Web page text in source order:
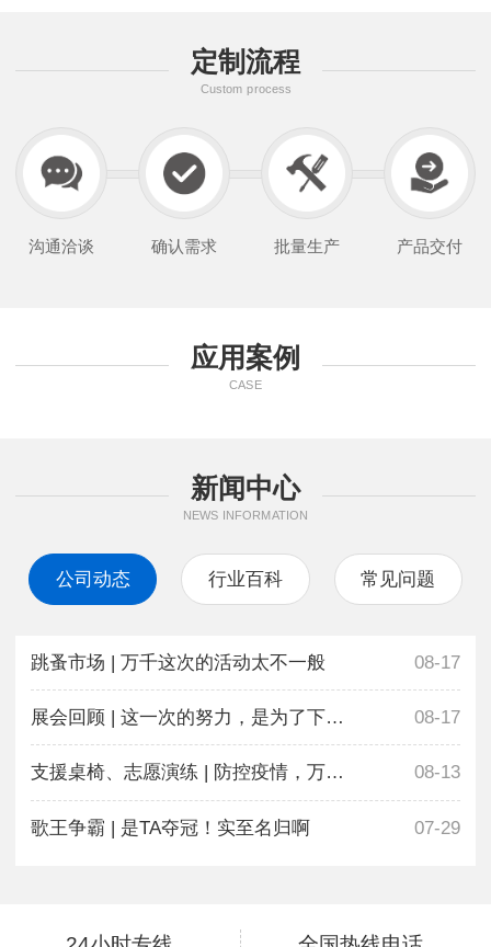
定制流程
Custom process
沟通洽谈 确认需求 批量生产 产品交付
应用案例
CASE
新闻中心
NEWS INFORMATION
公司动态 行业百科 常见问题
跳蚤市场 | 万千这次的活动太不一般 08-17
展会回顾 | 这一次的努力，是为了下一次更好地相遇 08-17
支援桌椅、志愿演练 | 防控疫情，万千在行动 08-13
歌王争霸 | 是TA夺冠！实至名归啊 07-29